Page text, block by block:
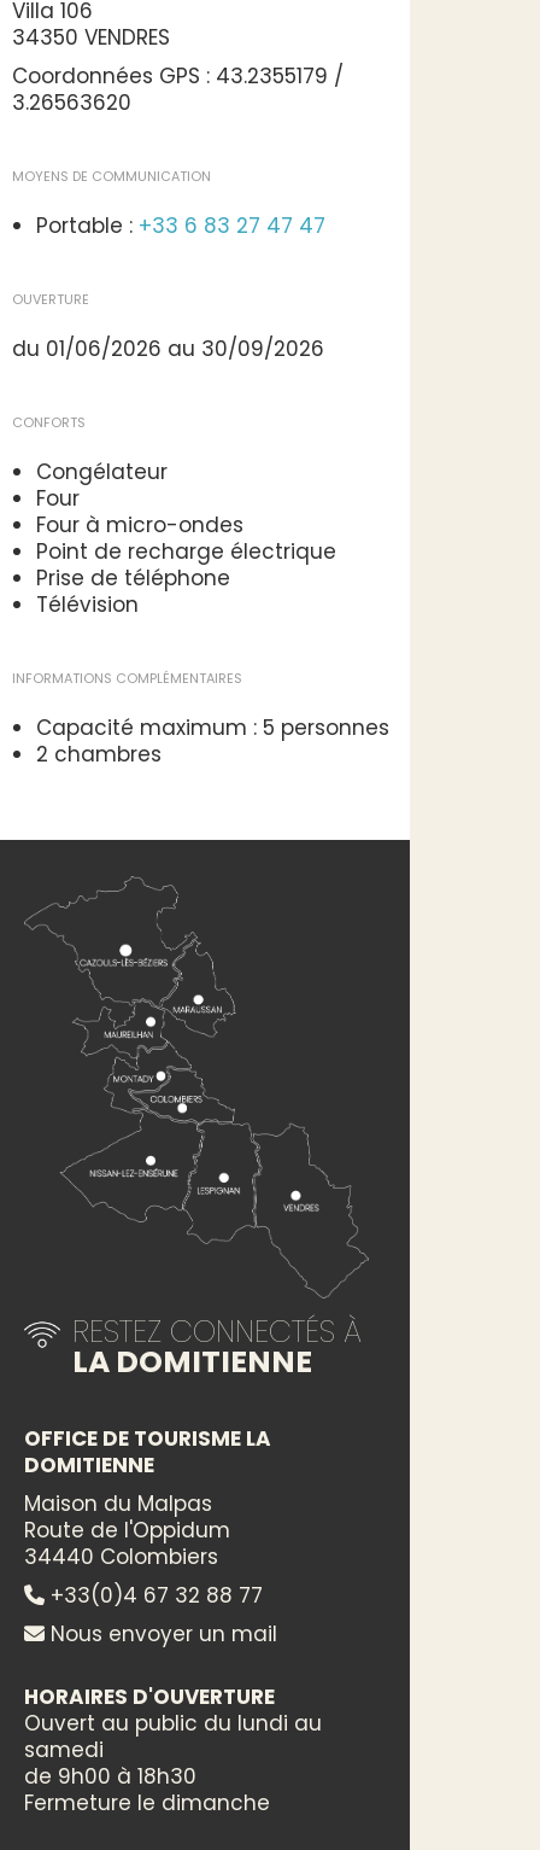
Villa 106
34350 VENDRES
Coordonnées GPS : 43.2355179 /
3.26563620
MOYENS DE COMMUNICATION
Portable : +33 6 83 27 47 47
OUVERTURE
du 01/06/2026 au 30/09/2026
CONFORTS
Congélateur
Four
Four à micro-ondes
Point de recharge électrique
Prise de téléphone
Télévision
INFORMATIONS COMPLÉMENTAIRES
Capacité maximum : 5 personnes
2 chambres
RESTEZ CONNECTÉS À
LA DOMITIENNE
OFFICE DE TOURISME LA
DOMITIENNE
Maison du Malpas
Route de l'Oppidum
34440 Colombiers
+33(0)4 67 32 88 77
Nous envoyer un mail
HORAIRES D'OUVERTURE
Ouvert au public du lundi au
samedi
de 9h00 à 18h30
Fermeture le dimanche